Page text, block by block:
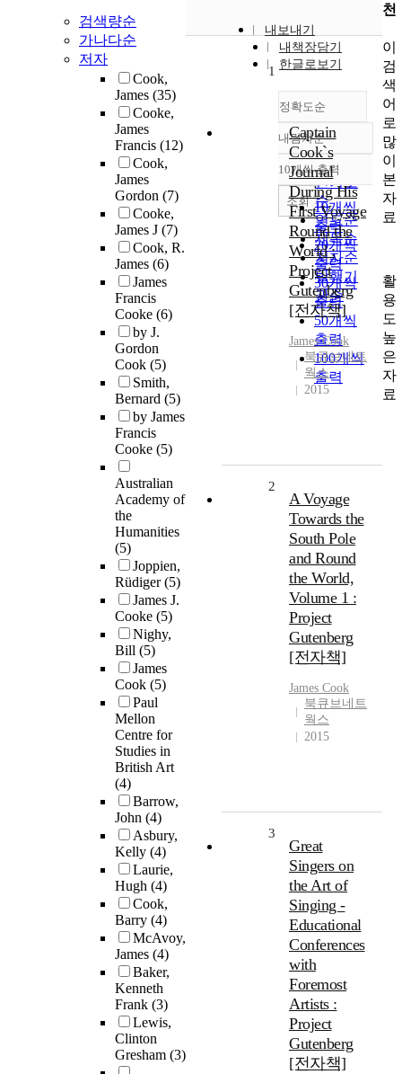
검색량순
가나다순
저자
Cook,
James (35)
Cooke,
James
Francis (12)
Cook,
James
Gordon (7)
Cooke,
James J (7)
Cook, R.
James (6)
James
Francis
Cooke (6)
by J.
Gordon
Cook (5)
Smith,
Bernard (5)
by James
Francis
Cooke (5)
Australian
Academy of
the
Humanities
(5)
Joppien,
Rüdiger(5)
James J.
Cooke (5)
Nighy,
Bill (5)
James
Cook (5)
Paul
Mellon
Centre for
Studies in
British Art
(4)
Barrow,
John (4)
Asbury,
Kelly (4)
Laurie,
Hugh (4)
Cook,
Barry (4)
McAvoy,
James (4)
Baker,
Kenneth
Frank (3)
Lewis,
Clinton
Gresham (3)
내보내기
내책장담기
한글로보기
정확도순
정확도
순
인기도
순
연도순
제목순
저자순
발행기
관순
내림차순
내림차순
10개씩 출력
10개씩
출력
20개씩
출력
30개씩
출력
50개씩
출력
100개씩
출력
조회
1
Captain
Cook`s
Journal
During His
First Voyage
Round the
World :
Project
Gutenberg
[전자책]
James Cook
북큐브네트
웍스
2015
2
A Voyage
Towards the
South Pole
and Round
the World,
Volume 1 :
Project
Gutenberg
[전자책]
James Cook
북큐브네트
웍스
2015
3
Great
Singers on
the Art of
Singing -
Educational
Conferences
with
Foremost
Artists :
Project
Gutenberg
[전자책]
천
이
검
색
어
로
많
이
본
자
료
활
용
도
높
은
자
료